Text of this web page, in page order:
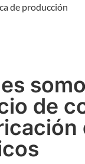
de producción
de